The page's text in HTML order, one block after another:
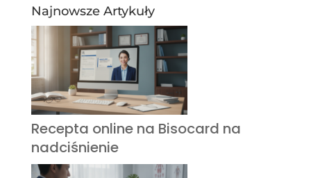
Najnowsze Artykuły
Recepta online na Bisocard na
nadciśnienie